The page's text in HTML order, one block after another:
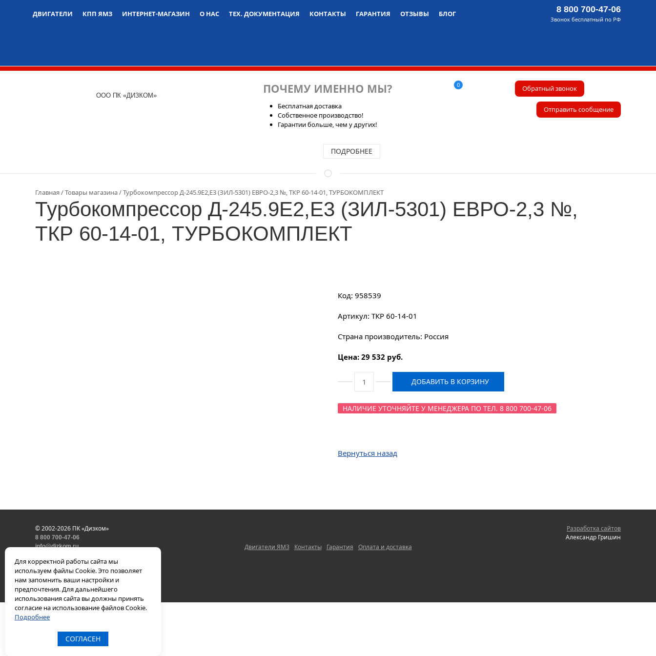
ДВИГАТЕЛИ
КПП ЯМЗ ИНТЕРНЕТ-МАГАЗИН О НАС ТЕХ. ДОКУМЕНТАЦИЯ КОНТАКТЫ ГАРАНТИЯ ОТЗЫВЫ БЛОГ 8 800 700-47-06
Звонок бесплатный по РФ
ООО ПК «ДИЗКОМ» ПОЧЕМУ ИМЕННО МЫ?
Бесплатная доставка
Собственное производство!
Гарантии больше, чем у других!
ПОДРОБНЕЕ
0 Обратный звонок
Отправить сообщение
Главная Товары магазина Турбокомпрессор Д-245.9Е2,Е3 (ЗИЛ-5301) ЕВРО-2,3 №, ТКР 60-14-01, ТУРБОКОМПЛЕКТ
Турбокомпрессор Д-245.9Е2,Е3 (ЗИЛ-5301) ЕВРО-2,3 №,
ТКР 60-14-01, ТУРБОКОМПЛЕКТ
Код: 958539
Артикул: ТКР 60-14-01
Страна производитель: Россия
Цена: 29 532 руб.
ДОБАВИТЬ В КОРЗИНУ
НАЛИЧИЕ УТОЧНЯЙТЕ У МЕНЕДЖЕРА ПО ТЕЛ. 8 800 700-47-06
Вернуться назад
© 2002-2026 ПК «Дизком»
8 800 700-47-06
info@dizkom.ru
Двигатели ЯМЗ Контакты Гарантия Оплата и доставка
Разработка сайтов
Александр Гришин
Для корректной работы сайта мы
используем файлы Cookie. Это позволяет
нам запомнить ваши настройки и
предпочтения. Для дальнейшего
использования сайта вы должны принять
согласие на использование файлов Cookie.
Подробнее
СОГЛАСЕН